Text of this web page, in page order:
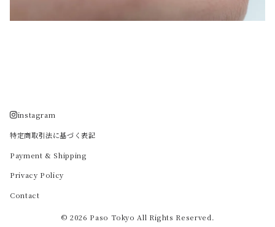
instagram
特定商取引法に基づく表記
Payment & Shipping
Privacy Policy
Contact
© 2026 Paso Tokyo All Rights Reserved.